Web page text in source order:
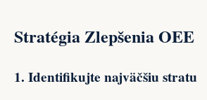
Stratégia Zlepšenia OEE
1. Identifikujte najväčšiu stratu